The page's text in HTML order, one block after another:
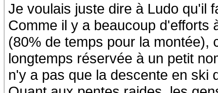
Je voulais juste dire à Ludo qu'il
Comme il y a beaucoup d'efforts
(80% de temps pour la montée),
longtemps réservée à un petit
n'y a pas que la descente en ski